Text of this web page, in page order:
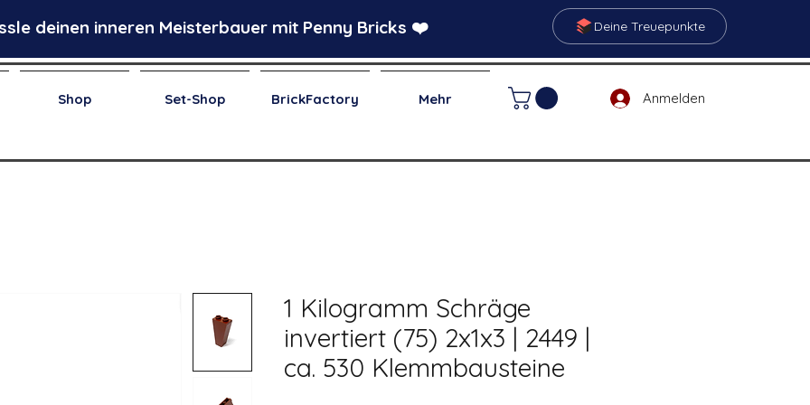
deinen inneren Meisterbauer mit Penny Bricks ❤️ Deine Treuepunkte
Shop Set-Shop BrickFactory Mehr Anmelden
1 Kilogramm Schräge
invertiert (75) 2x1x3 | 2449 |
ca. 530 Klemmbausteine